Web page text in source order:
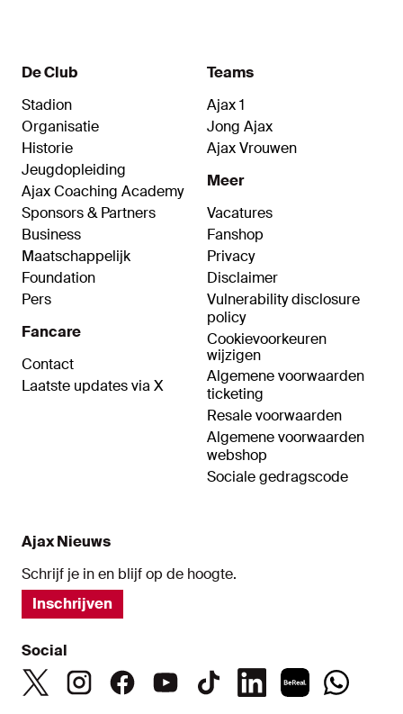
De Club
Stadion
Organisatie
Historie
Jeugdopleiding
Ajax Coaching Academy
Sponsors & Partners
Business
Maatschappelijk
Foundation
Pers
Fancare
Contact
Laatste updates via X
Teams
Ajax 1
Jong Ajax
Ajax Vrouwen
Meer
Vacatures
Fanshop
Privacy
Disclaimer
Vulnerability disclosure
policy
Cookievoorkeuren
wijzigen
Algemene voorwaarden
ticketing
Resale voorwaarden
Algemene voorwaarden
webshop
Sociale gedragscode
Ajax Nieuws
Schrijf je in en blijf op de hoogte.
Inschrijven
Social